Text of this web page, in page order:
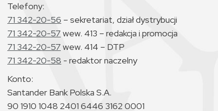
Telefony:
71 342-20-56 – sekretariat, dział dystrybucji
71 342-20-57 wew. 413 – redakcja i promocja
71 342-20-57 wew. 414 – DTP
71 342-20-58 - redaktor naczelny
Konto:
Santander Bank Polska S.A.
90 1910 1048 2401 6446 3162 0001